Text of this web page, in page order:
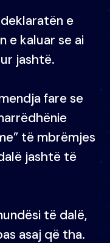
e
e kaluar se ai
jashtë.
fare se
të mbrëmjes
jashtë të
të dalë,
asaj që tha.